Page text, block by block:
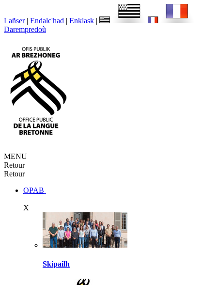
Lañser | Endalc'had | Enklask |
Darempredoù
MENU
Retour
Retour
OPAB
X
Skipailh